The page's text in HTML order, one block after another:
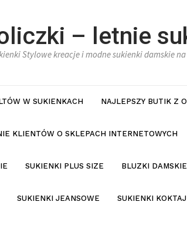
– letnie
Stylowe kreacje i modne sukienki damskie
W SUKIENKACH NAJLEPSZY BUTIK Z
KLIENTÓW O SKLEPACH INTERNETOWYCH
SUKIENKI PLUS SIZE BLUZKI DAMSKIE
SUKIENKI JEANSOWE SUKIENKI